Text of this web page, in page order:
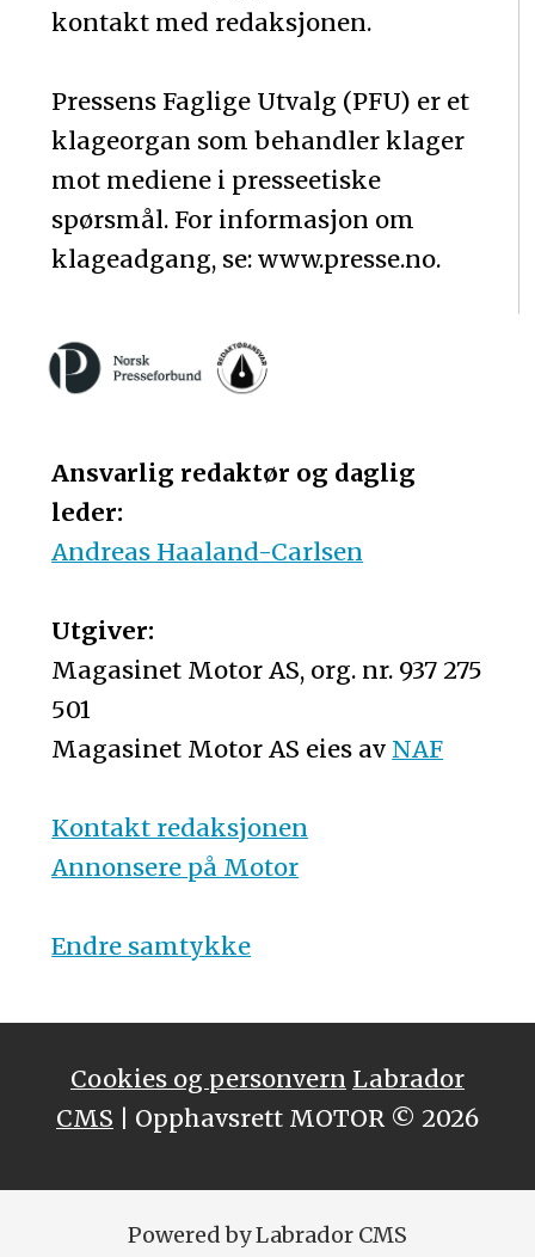
kontakt med redaksjonen.
Pressens Faglige Utvalg (PFU) er et
klageorgan som behandler klager
mot mediene i presseetiske
spørsmål. For informasjon om
klageadgang, se: www.presse.no.
Ansvarlig redaktør og daglig
leder:
Andreas Haaland-Carlsen
Utgiver:
Magasinet Motor AS, org. nr. 937 275
501
Magasinet Motor AS eies av NAF
Kontakt redaksjonen
Annonsere på Motor
Endre samtykke
Cookies og personvern Labrador
CMS | Opphavsrett MOTOR © 2026
Powered by Labrador CMS